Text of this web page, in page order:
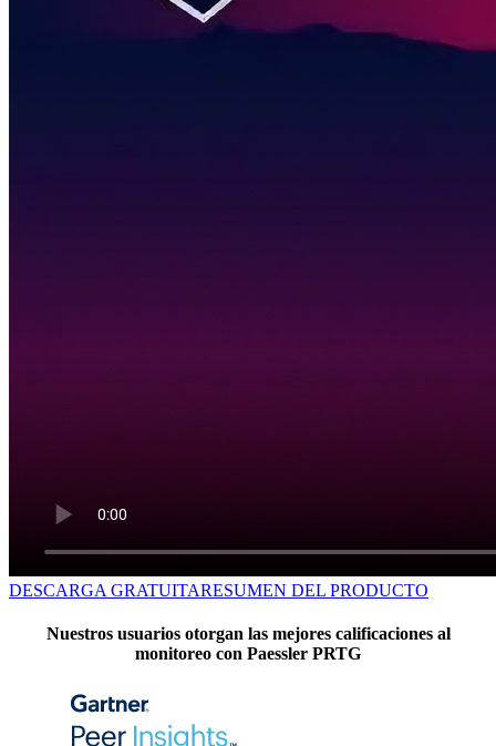
DESCARGA GRATUITARESUMEN DEL PRODUCTO
Nuestros usuarios otorgan las mejores calificaciones al
monitoreo con Paessler PRTG